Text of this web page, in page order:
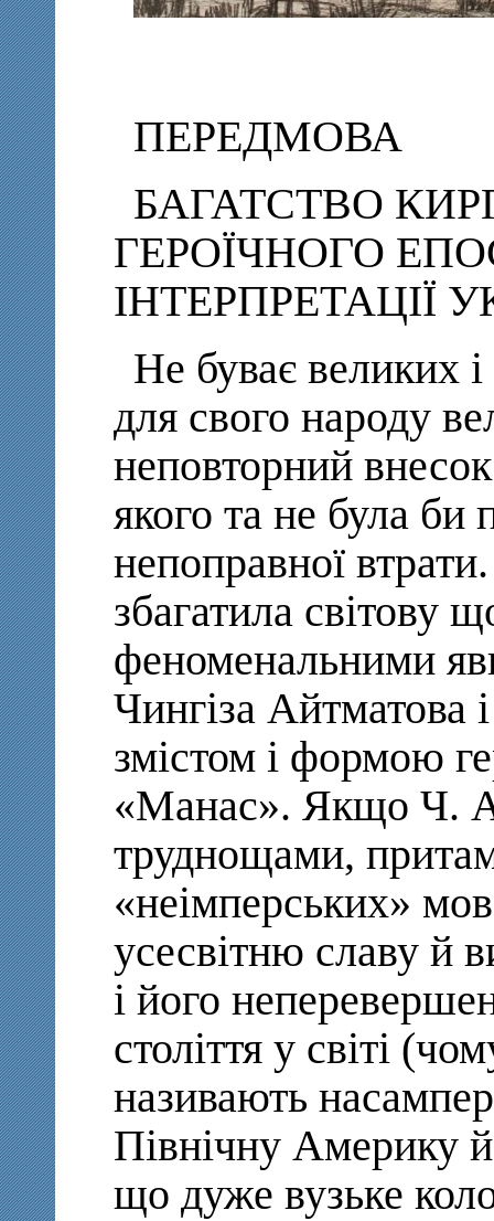
ПЕРЕДМОВА
БАГАТСТВО
ГЕРОЇЧНОГО
Не буває великих
для свого народу
неповторний внесок
якого та не була би
непоправної
збагатила світову
феноменальними
Чингіза Айтматова
змістом і формою
«Манас». Якщо Ч.
труднощами,
«неімперських»
усесвітню славу й
і його
століття у світі
називають
Північну Америку
що дуже вузьке